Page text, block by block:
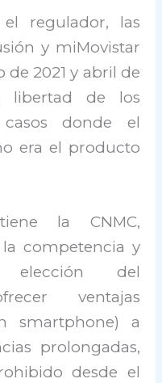
regulador, las
y miMovistar
2021 y abril de
libertad de los
donde el
era el producto
la CNMC,
competencia y
elección del
ventajas
smartphone) a
prolongadas,
desde el